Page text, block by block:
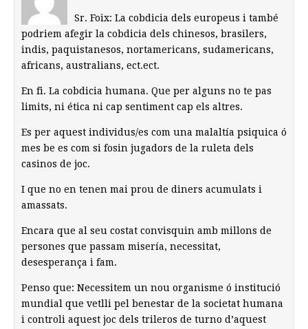
Sr. Foix: La cobdicia dels europeus i també
podriem afegir la cobdicia dels chinesos, brasilers,
indis, paquistanesos, nortamericans, sudamericans,
africans, australians, ect.ect.
En fi. La cobdicia humana. Que per alguns no te pas
limits, ni ética ni cap sentiment cap els altres.
Es per aquest individus/es com una malaltía psiquica ó
mes be es com si fosin jugadors de la ruleta dels
casinos de joc.
I que no en tenen mai prou de diners acumulats i
amassats.
Encara que al seu costat convisquin amb millons de
persones que passam misería, necessitat,
desesperança i fam.
Penso que: Necessitem un nou organisme ó institució
mundial que vetlli pel benestar de la societat humana
i controli aquest joc dels trileros de turno d’aquest